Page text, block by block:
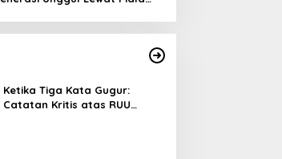
Ketika Tiga Kata Gugur:
Catatan Kritis atas RUU